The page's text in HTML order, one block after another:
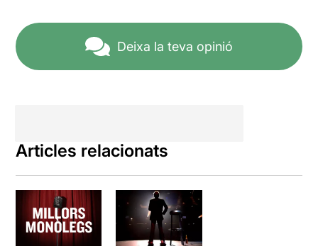
Deixa la teva opinió
Articles relacionats